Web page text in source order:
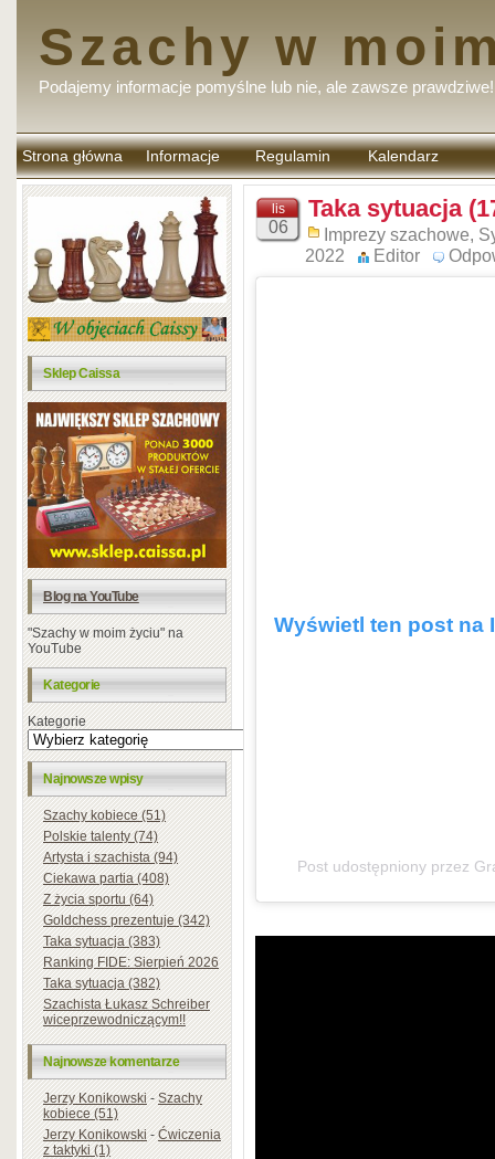
Szachy w
Podajemy informacje pomyślne lub nie, ale zawsze prawdziwe!
Strona główna Informacje Regulamin
komentarzy
Kalendarz
Sklep Caissa
Blog na YouTube
"Szachy w moim życiu" na
YouTube
Kategorie
Kategorie
Najnowsze wpisy
Szachy kobiece (51)
Polskie talenty (74)
Artysta i szachista (94)
Ciekawa partia (408)
Z życia sportu (64)
Goldchess prezentuje (342)
Taka sytuacja (383)
Ranking FIDE: Sierpień 2026
Taka sytuacja (382)
Szachista Łukasz Schreiber
wiceprzewodniczącym!!
Najnowsze komentarze
Jerzy Konikowski-Szachy
kobiece (51)
Jerzy Konikowski-Ćwiczenia
z taktyki (1)
lis
06
Taka sytuacja
Imprezy szachowe,
2022
Editor
Wyświetl ten post na
Post udostępniony przez